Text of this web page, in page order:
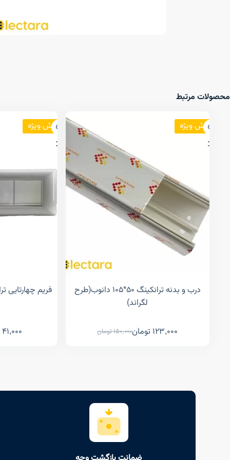
محصولات مرتبط
فروش ویژه
درب و بدنه ترانکینگ ۵۰*۱۰۵ دانوب(طرح
لگراند)
150,000تومان 123,000 تومان
فروش ویژه
41,000